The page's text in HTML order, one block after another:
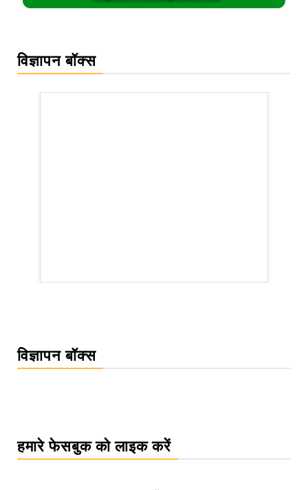
विज्ञापन बॉक्स
विज्ञापन बॉक्स
हमारे फेसबुक को लाइक करें